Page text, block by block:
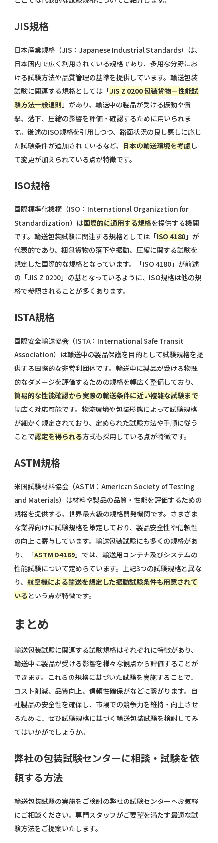
JIS規格
日本産業規格（JIS：Japanese Industrial Standards）は、
日本国内で広く利用されている規格であり、多用な分野にお
ける試験方法や品質管理の基準を提供しています。輸送包装
試験に関連する規格としては「JIS Z 0200 包装貨物－性能試
験方法一般通則」があり、輸送中の製品が受ける振動や衝
撃、落下、圧縮の影響を評価・確認するために用いられま
す。後述のISO規格を引用しつつ、路面状況の良し悪しに応じ
た試験条件が追加されているなど、 日本の輸送環境を考慮 し
て変更が加えられている点が特徴です。
ISO規格
国際標準化機構（ISO：International Organization for
Standardization）は国際的に通用する規格を提供する機関
です。輸送包装試験に関連する規格としては「ISO 4180」が
代表的であり、梱包貨物の落下や振動、圧縮に関する試験を
規定した国際的な規格となっています。「ISO 4180」が前述
の「JIS Z 0200」の基となっているように、ISO規格は他の規
格で参照されることが多くあります。
ISTA規格
国際安全輸送協会（ISTA：International Safe Transit
Association）は輸送中の製品保護を目的として試験規格を提
供する国際的な非営利団体です。輸送中に製品が受ける物理
的なダメージを評価するための規格を幅広く整備しており、
簡易的な性能確認から実際の輸送条件に近い複雑な試験まで
幅広く対応可能です。物流環境や包装形態によって試験規格
が細かく規定されており、定められた試験方法や手順に従う
ことで認定を得られる方式も採用している点が特徴です。
ASTM規格
米国試験材料協会（ASTM：American Society of Testing
and Materials）は材料や製品の品質・性能を評価するための
規格を提供する、世界最大級の規格開発機関です。さまざま
な業界向けに試験規格を策定しており、製品安全性や信頼性
の向上に寄与しています。輸送包装試験にも多くの規格があ
り、「ASTM D4169」では、輸送用コンテナ及びシステムの
性能試験について定めらています。上記3つの試験規格と異な
り、航空機による輸送を想定した振動試験条件も用意されて
いるという点が特徴です。
まとめ
輸送包装試験に関連する試験規格はそれぞれに特徴があり、
輸送中に製品が受ける影響を様々な観点から評価することが
できます。これらの規格に基づいた試験を実施することで、
コスト削減、品質向上、信頼性確保がなどに繋がります。自
社製品の安全性を確保し、市場での競争力を維持・向上させ
るために、ぜひ試験規格に基づく輸送包装試験を検討してみ
てはいかがでしょうか。
弊社の包装試験センターに相談・試験を依
頼する方法
輸送包装試験の実施をご検討の弊社の試験センターへお気軽
にご相談ください。専門スタッフがご要望を満たす最適な試
験方法をご提案いたします。